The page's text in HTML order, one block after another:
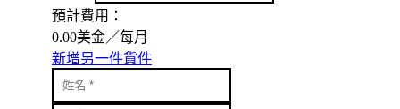
預計費用：
0.00美金／每月
新增另一件貨件